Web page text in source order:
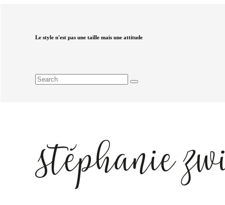
Le style n'est pas une taille mais une attitude